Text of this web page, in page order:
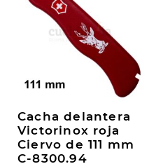
Cacha delantera
Victorinox roja
Ciervo de 111 mm
C-8300.94